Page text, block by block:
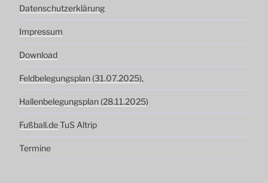
Datenschutzerklärung
Impressum
Download
Feldbelegungsplan (31.07.2025),
Hallenbelegungsplan (28.11.2025)
Fußball.deTuS Altrip
Termine